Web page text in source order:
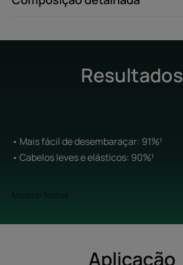
Resultados
• Mais fácil de desembaraçar: 91%¹
• Cabelos leves e elásticos: 90%¹
Mostrar fontes
Aplicação